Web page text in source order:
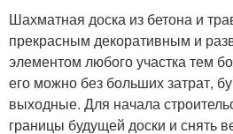
Шахматная доска из бетона и
прекрасным декоративным и
элементом любого участка тем
его можно без больших затрат,
выходные. Для начала
границы будущей доски и снять